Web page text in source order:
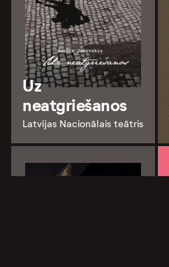
Uz
neatgriešanos
Latvijas Nacionālais teātris